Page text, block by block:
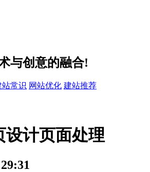
与创意的融合!
站常识 网站优化 建站推荐
设计页面处理